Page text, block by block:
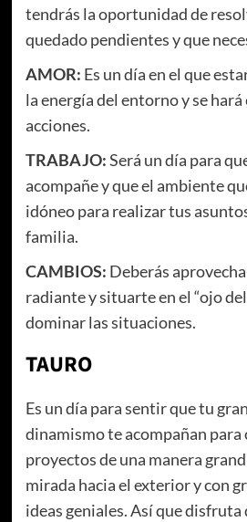
tendrás la oportunidad de
quedado pendientes y que
AMOR: Es un día en el que
la energía del entorno y se
acciones.
TRABAJO:Será un día para
acompañe y que el ambiente
idóneo para realizar tus
familia.
CAMBIOS: Deberás
radiante y situarte en el “ojo
dominar las situaciones.
TAURO
Es un día para sentir que tu
dinamismo te acompañan para
proyectos de una manera
mirada hacia el exterior y con
ideas geniales. Así que disfruta